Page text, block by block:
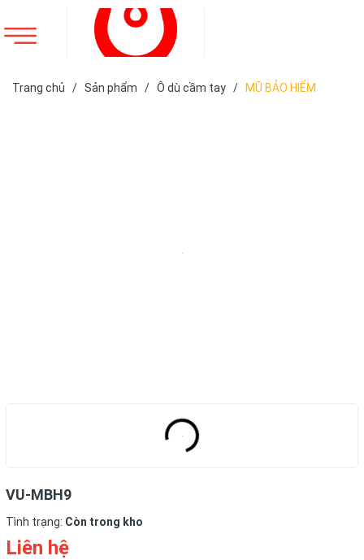
Trang chủ / Sản phẩm / Ô dù cầm tay / MŨ BẢO HIỂM
VU-MBH9
Tình trạng: Còn trong kho
Liên hệ